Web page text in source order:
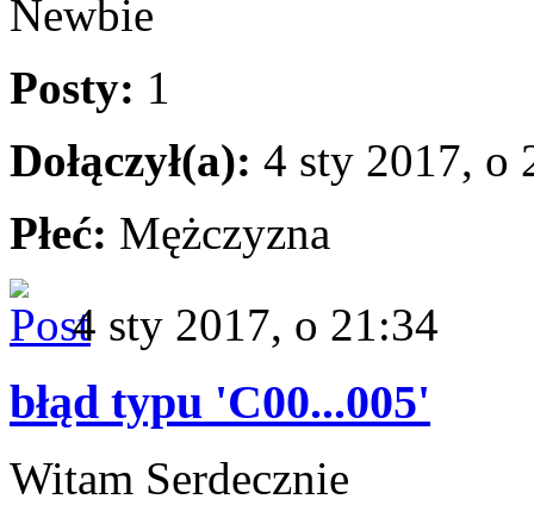
Posty: 1
Dołączył(a): 4 sty 2017, o
Płeć: Mężczyzna
4 sty 2017, o 21:34
błąd typu 'C00...005'
Witam Serdecznie